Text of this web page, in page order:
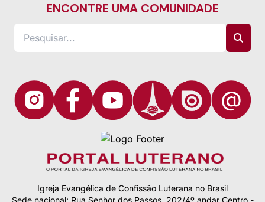
ENCONTRE UMA COMUNIDADE
Igreja Evangélica de Confissão Luterana no Brasil
Sede nacional: Rua Senhor dos Passos, 202/4º andar Centro -